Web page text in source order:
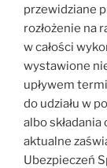
przewidziane
rozłożenie na
w całości
wystawione
upływem
do udziału w
albo
aktualne
Ubezpieczeń